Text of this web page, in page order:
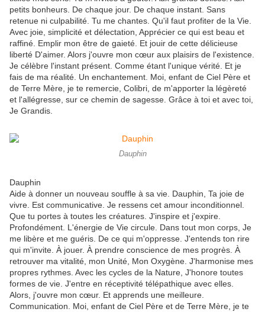
petits bonheurs. De chaque jour. De chaque instant. Sans
retenue ni culpabilité. Tu me chantes. Qu'il faut profiter de la Vie.
Avec joie, simplicité et délectation, Apprécier ce qui est beau et
raffiné. Emplir mon être de gaieté. Et jouir de cette délicieuse
liberté D'aimer. Alors j'ouvre mon cœur aux plaisirs de l'existence.
Je célèbre l'instant présent. Comme étant l'unique vérité. Et je
fais de ma réalité. Un enchantement. Moi, enfant de Ciel Père et
de Terre Mère, je te remercie, Colibri, de m'apporter la légèreté
et l'allégresse, sur ce chemin de sagesse. Grâce à toi et avec toi,
Je Grandis.
Dauphin
Dauphin
Aide à donner un nouveau souffle à sa vie. Dauphin, Ta joie de
vivre. Est communicative. Je ressens cet amour inconditionnel.
Que tu portes à toutes les créatures. J'inspire et j'expire.
Profondément. L'énergie de Vie circule. Dans tout mon corps, Je
me libère et me guéris. De ce qui m'oppresse. J'entends ton rire
qui m'invite. À jouer. À prendre conscience de mes progrès. À
retrouver ma vitalité, mon Unité, Mon Oxygène. J'harmonise mes
propres rythmes. Avec les cycles de la Nature, J'honore toutes
formes de vie. J'entre en réceptivité télépathique avec elles.
Alors, j'ouvre mon cœur. Et apprends une meilleure.
Communication. Moi, enfant de Ciel Père et de Terre Mère, je te